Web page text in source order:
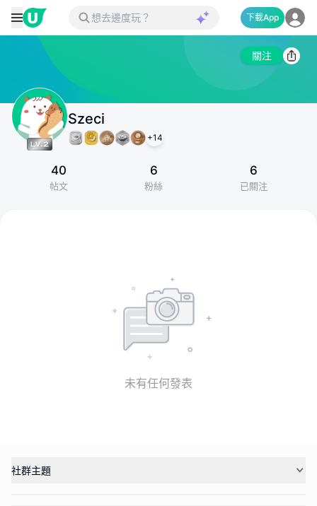
下載App
關注
Szeci
+14
40
帖文
6
粉絲
6
已關注
未有任何發表
社群主題